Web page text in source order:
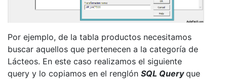
Por ejemplo, de la tabla productos necesitamos
buscar aquellos que pertenecen a la categoría de
Lácteos. En este caso realizamos el siguiente
query y lo copiamos en el renglón SQL Queryque